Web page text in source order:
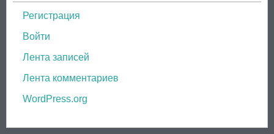
Регистрация
Войти
Лента записей
Лента комментариев
WordPress.org